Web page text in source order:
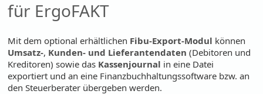
für ErgoFAKT
Mit dem optional erhältlichen Fibu-Export-Modul können
Umsatz-, Kunden- und Lieferantendaten (Debitoren und
Kreditoren) sowie das Kassenjournal in eine Datei
exportiert und an eine Finanzbuchhaltungssoftware bzw. an
den Steuerberater übergeben werden.